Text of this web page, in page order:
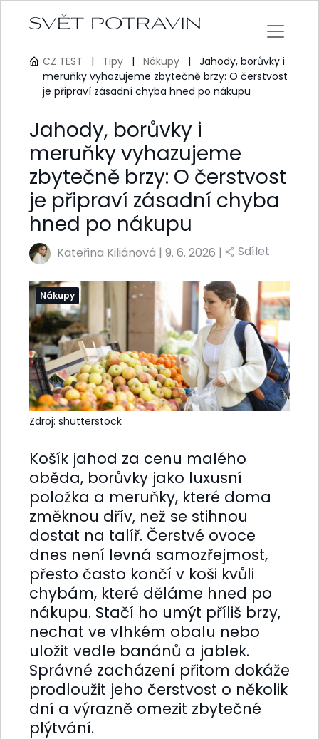
CZ TEST | Tipy | Nákupy |
Jahody, borůvky i
meruňky vyhazujeme zbytečně brzy: O čerstvost
je připraví zásadní chyba hned po nákupu
Jahody, borůvky i
meruňky vyhazujeme
zbytečně brzy: O čerstvost
je připraví zásadní chyba
hned po nákupu
Kateřina Kiliánová | 9. 6. 2026 | Sdílet
Nákupy
Zdroj: shutterstock
Košík jahod za cenu malého
oběda, borůvky jako luxusní
položka a meruňky, které doma
změknou dřív, než se stihnou
dostat na talíř. Čerstvé ovoce
dnes není levná samozřejmost,
přesto často končí v koši kvůli
chybám, které děláme hned po
nákupu. Stačí ho umýt příliš brzy,
nechat ve vlhkém obalu nebo
uložit vedle banánů a jablek.
Správné zacházení přitom dokáže
prodloužit jeho čerstvost o několik
dní a výrazně omezit zbytečné
plýtvání.